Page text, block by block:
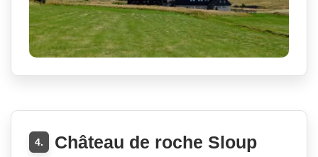
4. Château de roche Sloup